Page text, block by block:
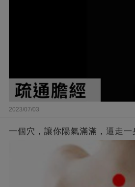
2023/07/03
一個穴，讓你陽氣滿滿，逼走一